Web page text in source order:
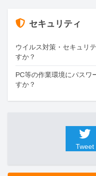
セキュリティ
ウイルス対策・セキュリ
すか？
PC等の作業環境にパスワ
すか？
Tweet